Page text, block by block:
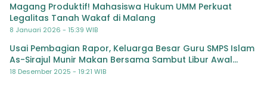
Magang Produktif! Mahasiswa Hukum UMM Perkuat
Legalitas Tanah Wakaf di Malang
8 Januari 2026 - 15:39 WIB
Usai Pembagian Rapor, Keluarga Besar Guru SMPS Islam
As-Sirajul Munir Makan Bersama Sambut Libur Awal
Semester
18 Desember 2025 - 19:21 WIB